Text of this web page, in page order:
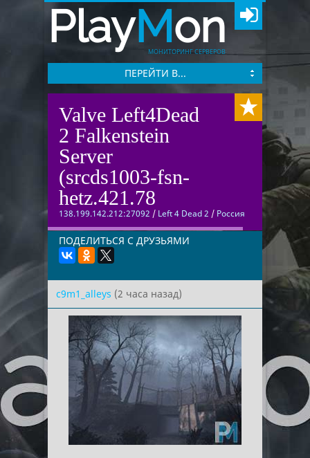
PlayMon
МОНИТОРИНГ СЕРВЕРОВ
ПЕРЕЙТИ В...
Valve Left4Dead
2 Falkenstein
Server
(srcds1003-fsn-
hetz.421.78
138.199.142.212:27092 / Left 4 Dead 2 / Россия
ПОДЕЛИТЬСЯ С ДРУЗЬЯМИ
c9m1_alleys (2 часа назад)